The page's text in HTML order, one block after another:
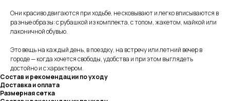
Они красиво двигаются при ходьбе, не сковывают и легко вписываются в
разные образы: с рубашкой из комплекта, с топом, жакетом, майкой или
лаконичной обувью.
Это вещь на каждый день, в поездку, на встречу или летний вечер в
городе — когда хочется свободы, удобства и при этом выглядеть
достойно и с характером.
Состав и рекомендации по уходу
Доставка и оплата
Размерная сетка